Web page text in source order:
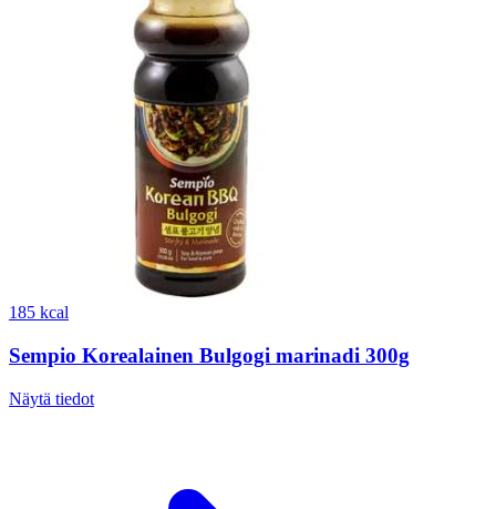
185 kcal
Sempio Korealainen Bulgogi marinadi 300g
Näytä tiedot